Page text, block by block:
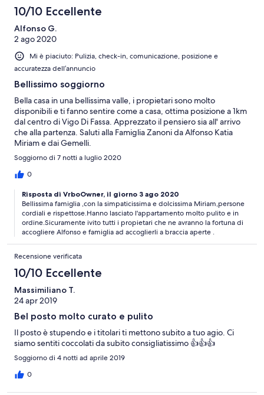
10/10 Eccellente
Alfonso G.
2 ago 2020
Mi è piaciuto: Pulizia, check-in, comunicazione, posizione e
accuratezza dell’annuncio
Bellissimo soggiorno
Bella casa in una bellissima valle, i propietari sono molto
disponibili e ti fanno sentire come a casa, ottima posizione a 1km
dal centro di Vigo Di Fassa. Apprezzato il pensiero sia all' arrivo
che alla partenza. Saluti alla Famiglia Zanoni da Alfonso Katia
Miriam e dai Gemelli.
Soggiorno di 7 notti a luglio 2020
0
Risposta di VrboOwner, il giorno 3 ago 2020
Bellissima famiglia ,con la simpaticissima e dolcissima Miriam,persone
cordiali e rispettose.Hanno lasciato l'appartamento molto pulito e in
ordine.Sicuramente ivito tutti i propietari che ne avranno la fortuna di
accogliere Alfonso e famiglia ad accoglierli a braccia aperte .
Recensione verificata
10/10 Eccellente
Massimiliano T.
24 apr 2019
Bel posto molto curato e pulito
Il posto è stupendo e i titolari ti mettono subito a tuo agio. Ci
siamo sentiti coccolati da subito consigliatissimo 👍👍👍
Soggiorno di 4 notti ad aprile 2019
0